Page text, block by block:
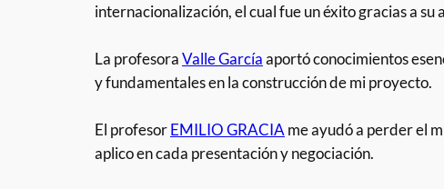
internacionalización, el cual fue un éxito gracias a
La profesoraValle Garcíaaportó conocimientos
y fundamentales en la construcción de mi proyecto.
El profesorEMILIO GRACIA me ayudó a perder el
aplico en cada presentación y negociación.